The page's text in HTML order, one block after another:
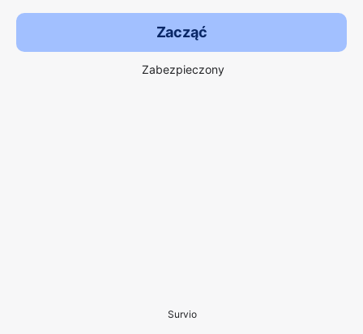
Zacząć
Zabezpieczony
Survio